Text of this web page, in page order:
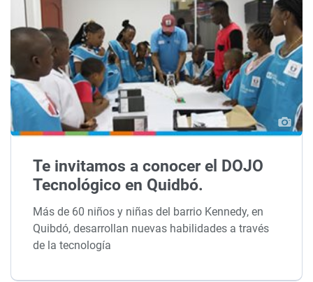
Te invitamos a conocer el DOJO
Tecnológico en Quidbó.
Más de 60 niños y niñas del barrio Kennedy, en
Quibdó, desarrollan nuevas habilidades a través
de la tecnología